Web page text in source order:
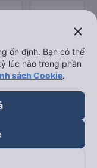
close
ổn định. Bạn có thể
lúc nào trong phần
sách Cookie.